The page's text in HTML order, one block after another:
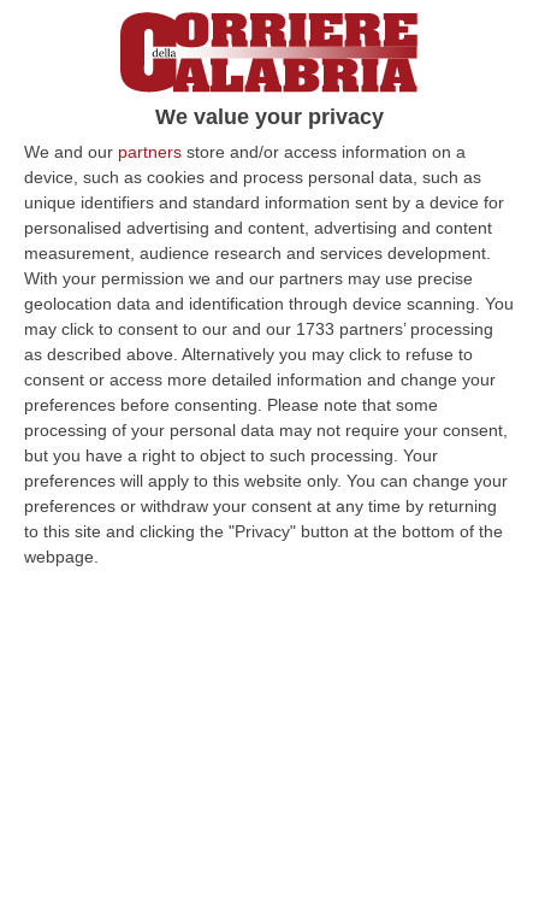
We value your privacy
We and our partners store and/or access information on a
device, such as cookies and process personal data, such as
unique identifiers and standard information sent by a device for
personalised advertising and content, advertising and content
measurement, audience research and services development.
With your permission we and our partners may use precise
geolocation data and identification through device scanning. You
may click to consent to our and our 1733 partners’ processing
as described above. Alternatively you may click to refuse to
consent or access more detailed information and change your
preferences before consenting. Please note that some
processing of your personal data may not require your consent,
but you have a right to object to such processing. Your
preferences will apply to this website only. You can change your
preferences or withdraw your consent at any time by returning
to this site and clicking the "Privacy" button at the bottom of the
webpage.
Clicca e segui “Corriere della Calabria” su Google News
LAMEZIA TERME «Il centrodestra unito ha
dimostrato di avere una grande forza,
soprattutto ha dimostrato di saper fare le
scelte giuste.Fratelli d’Italia ha dato un
grande contributo, è stato il partito più votato
della coalizione, abbiamo anche il consigliere
più votato della coalizione, Saullo.
Complimenti a tutti i nostri candidati che
hanno fatto una grande corsa. Voglio